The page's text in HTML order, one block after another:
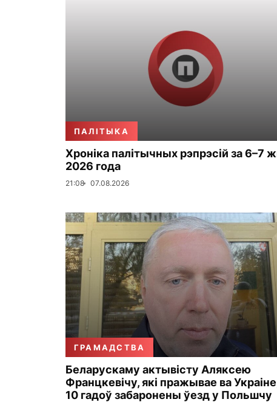
ПАЛІТЫКА
Хроніка палітычных рэпрэсій за 6–7
2026 года
21:08 07.08.2026
ГРАМАДСТВА
Беларускаму актывісту Аляксею
Францкевічу, які пражывае ва
10 гадоў забаронены ўезд у Польшчу